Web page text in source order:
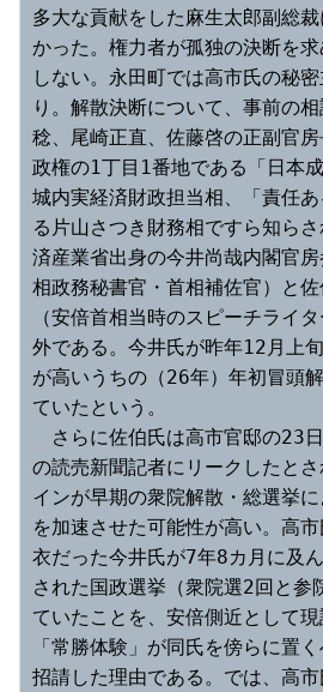
多大な貢献をした麻生太郎副総
かった。権力者が孤独の決断を
しない。永田町では高市氏の秘
り。解散決断について、事前の
稔、尾崎正直、佐藤啓の正副官
政権の1丁目1番地である「日本
城内実経済財政担当相、「責任
る片山さつき財務相ですら知ら
済産業省出身の今井尚哉内閣官
相政務秘書官・首相補佐官）と
（安倍首相当時のスピーチライ
外である。今井氏が昨年12月上
が高いうちの（26年）年初冒頭
ていたという。
さらに佐伯氏は高市官邸の23
の読売新聞記者にリークしたと
インが早期の衆院解散・総選挙
を加速させた可能性が高い。高
衣だった今井氏が7年8カ月に及
された国政選挙（衆院選2回と参
ていたことを、安倍側近として
「常勝体験」が同氏を傍らに置
招請した理由である。では、高